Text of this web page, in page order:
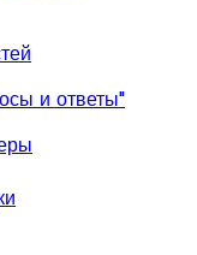
и ответы"